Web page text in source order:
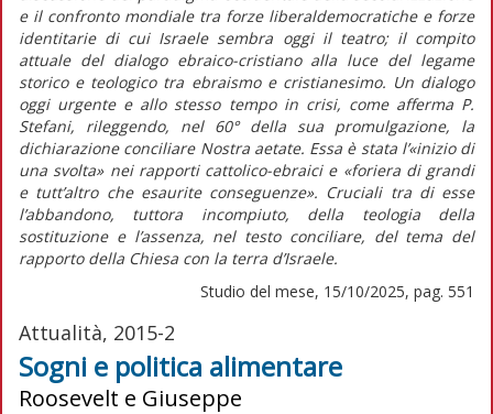
e il confronto mondiale tra forze liberaldemocratiche e forze
identitarie di cui Israele sembra oggi il teatro; il compito
attuale del dialogo ebraico-cristiano alla luce del legame
storico e teologico tra ebraismo e cristianesimo. Un dialogo
oggi urgente e allo stesso tempo in crisi, come afferma P.
Stefani, rileggendo, nel 60° della sua promulgazione, la
dichiarazione conciliare Nostra aetate. Essa è stata l’«inizio di
una svolta» nei rapporti cattolico-ebraici e «foriera di grandi
e tutt’altro che esaurite conseguenze». Cruciali tra di esse
l’abbandono, tuttora incompiuto, della teologia della
sostituzione e l’assenza, nel testo conciliare, del tema del
rapporto della Chiesa con la terra d’Israele.
Studio del mese, 15/10/2025, pag. 551
Attualità, 2015-2
Sogni e politica alimentare
Roosevelt e Giuseppe